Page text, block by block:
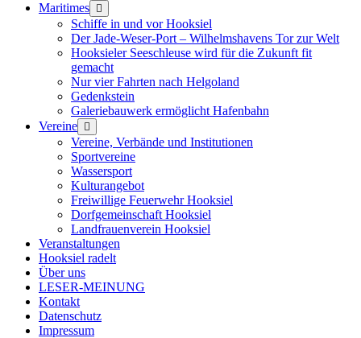
Maritimes Menü
öffnen
Schiffe in und vor Hooksiel
Der Jade-Weser-Port – Wilhelmshavens Tor zur Welt
Hooksieler Seeschleuse wird für die Zukunft fit
gemacht
Nur vier Fahrten nach Helgoland
Gedenkstein
Galeriebauwerk ermöglicht Hafenbahn
Vereine Menü
öffnen
Vereine, Verbände und Institutionen
Sportvereine
Wassersport
Kulturangebot
Freiwillige Feuerwehr Hooksiel
Dorfgemeinschaft Hooksiel
Landfrauenverein Hooksiel
Veranstaltungen
Hooksiel radelt
Über uns
LESER-MEINUNG
Kontakt
Datenschutz
Impressum